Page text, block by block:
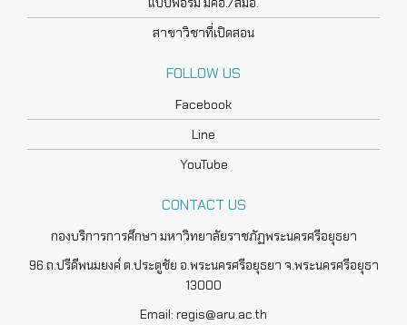
สาขาวิชาที่เปิดสอน
FOLLOW US
Facebook
Line
YouTube
CONTACT US
กองบริการการศึกษา มหาวิทยาลัยราชภัฏพระนครศรีอยุธยา
96 ถ.ปรีดีพนมยงค์ ต.ประตูชัย อ.พระนครศรีอยุธยา จ.พระนครศรีอยุธา
13000
Email: regis@aru.ac.th